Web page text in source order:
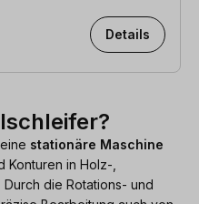
Details
stationäre Maschine
Konturen in Holz-,
die Rotations- und